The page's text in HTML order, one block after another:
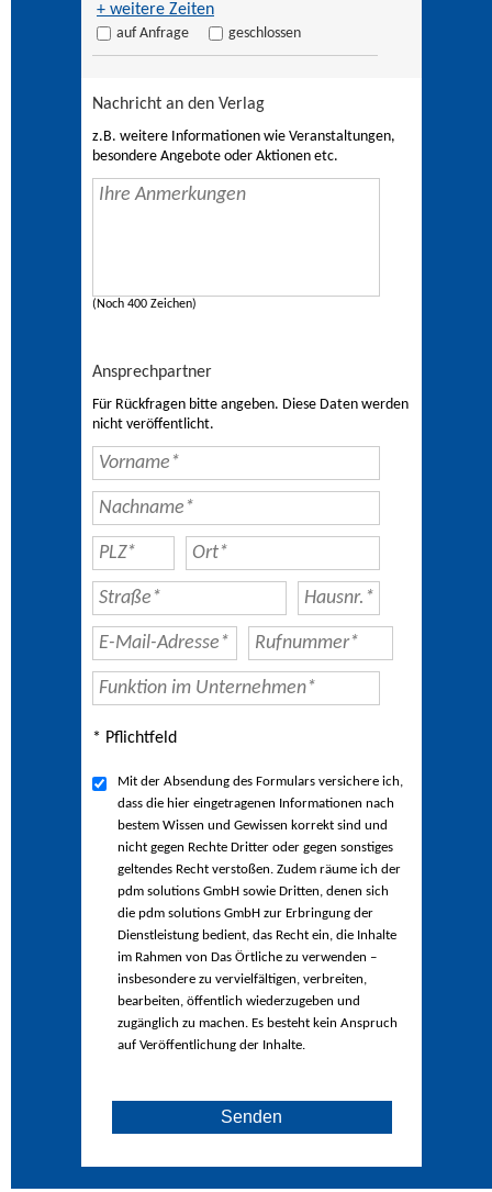
+ weitere Zeiten
auf Anfrage geschlossen
Nachricht an den Verlag
z.B. weitere Informationen wie Veranstaltungen,
besondere Angebote oder Aktionen etc.
(Noch 400 Zeichen)
Ansprechpartner
Für Rückfragen bitte angeben. Diese Daten werden
nicht veröffentlicht.
* Pflichtfeld
Mit der Absendung des Formulars versichere ich,
dass die hier eingetragenen Informationen nach
bestem Wissen und Gewissen korrekt sind und
nicht gegen Rechte Dritter oder gegen sonstiges
geltendes Recht verstoßen. Zudem räume ich der
pdm solutions GmbH sowie Dritten, denen sich
die pdm solutions GmbH zur Erbringung der
Dienstleistung bedient, das Recht ein, die Inhalte
im Rahmen von Das Örtliche zu verwenden –
insbesondere zu vervielfältigen, verbreiten,
bearbeiten, öffentlich wiederzugeben und
zugänglich zu machen. Es besteht kein Anspruch
auf Veröffentlichung der Inhalte.
Senden